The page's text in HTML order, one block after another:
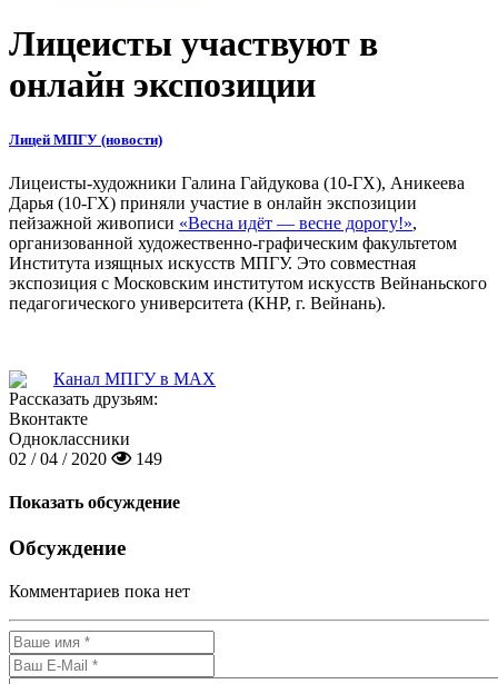
Лицеисты участвуют в
онлайн экспозиции
Лицей МПГУ (новости)
Лицеисты-художники Галина Гайдукова (10-ГХ), Аникеева
Дарья (10-ГХ) приняли участие в онлайн экспозиции
пейзажной живописи «Весна идёт — весне дорогу!»,
организованной художественно-графическим факультетом
Института изящных искусств МПГУ. Это совместная
экспозиция с Московским институтом искусств Вейнаньского
педагогического университета (КНР, г. Вейнань).
Канал МПГУ в MAX
Рассказать друзьям:
Вконтакте
Одноклассники
02 / 04 / 2020
149
Показать обсуждение
Обсуждение
Комментариев пока нет